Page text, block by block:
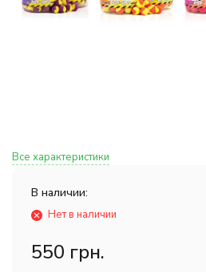
Все характеристики
В наличии:
Нет в наличии
550 грн.